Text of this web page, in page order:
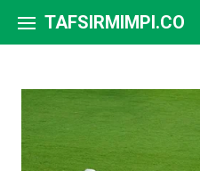
TAFSIRMIMPI.CO